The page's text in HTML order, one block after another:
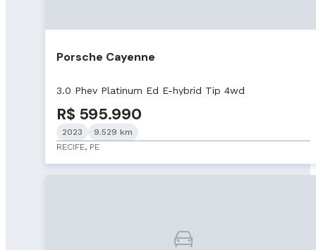
Porsche Cayenne
3.0 Phev Platinum Ed E-hybrid Tip 4wd
R$ 595.990
2023
9.529 km
RECIFE, PE